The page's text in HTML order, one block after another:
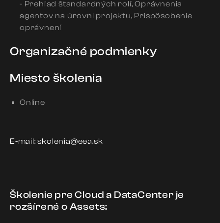
- Prehľad štandardných rolí, Oprávnenia
agentov na úrovni projektu, Prispôsobenie
oprávnení
Organizačné podmienky
Miesto školenia
Online
E-mail: skolenia@eea.sk
Školenie pre Cloud a DataCenter je
rozšírené o Assets: